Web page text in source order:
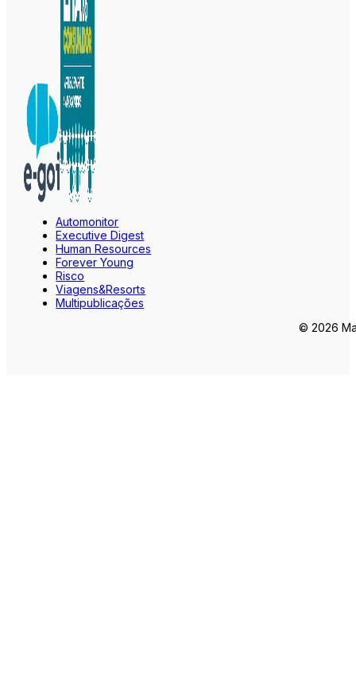
Automonitor
Executive Digest
Human Resources
Forever Young
Risco
Viagens&Resorts
Multipublicações
© 2026